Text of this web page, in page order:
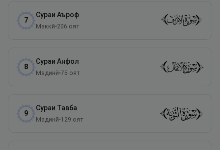
7
Сураи Аъроф
Маккӣ•206 оят
8
Сураи Анфол
Мадинӣ•75 оят
9
Сураи Тавба
Мадинӣ•129 оят